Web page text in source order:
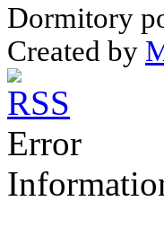
Dormitory
Created by
Error